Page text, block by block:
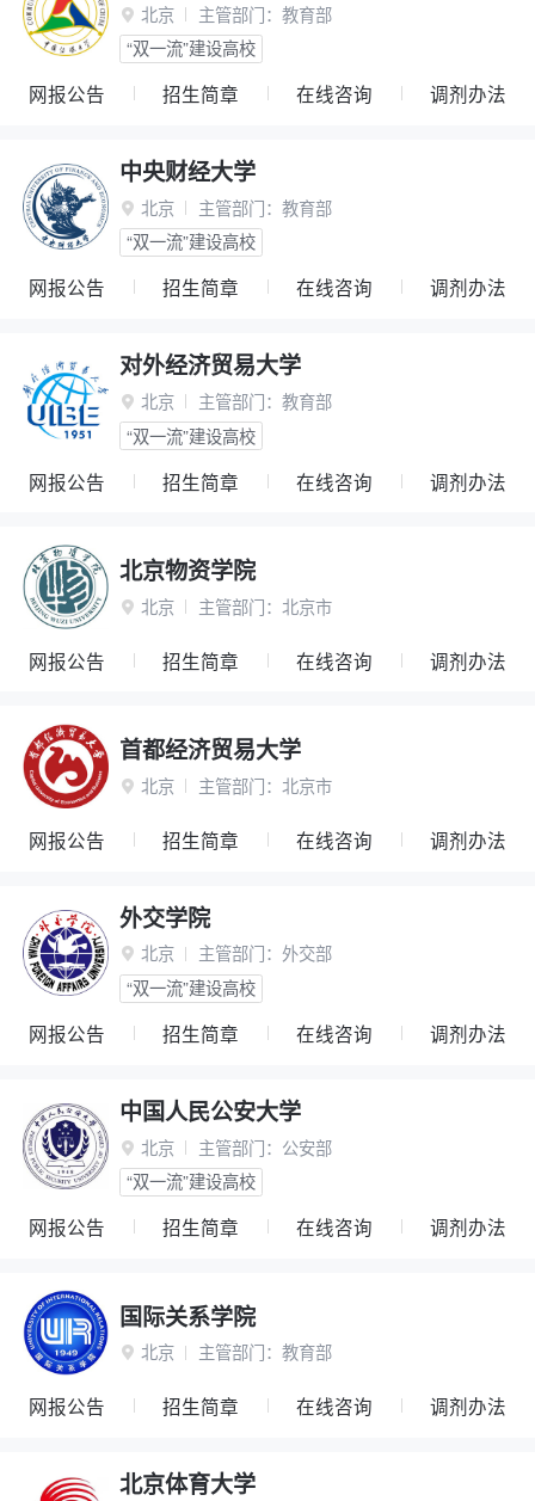
 北京 主管部门： 教育部
“双一流”建设高校
网报公告 招生简章 在线咨询 调剂办法
中央财经大学
 北京 主管部门： 教育部
“双一流”建设高校
网报公告 招生简章 在线咨询 调剂办法
对外经济贸易大学
 北京 主管部门： 教育部
“双一流”建设高校
网报公告 招生简章 在线咨询 调剂办法
北京物资学院
 北京 主管部门： 北京市
网报公告 招生简章 在线咨询 调剂办法
首都经济贸易大学
 北京 主管部门： 北京市
网报公告 招生简章 在线咨询 调剂办法
外交学院
 北京 主管部门： 外交部
“双一流”建设高校
网报公告 招生简章 在线咨询 调剂办法
中国人民公安大学
 北京 主管部门： 公安部
“双一流”建设高校
网报公告 招生简章 在线咨询 调剂办法
国际关系学院
 北京 主管部门： 教育部
网报公告 招生简章 在线咨询 调剂办法
北京体育大学